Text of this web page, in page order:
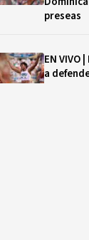
preseas
EN VIVO
a